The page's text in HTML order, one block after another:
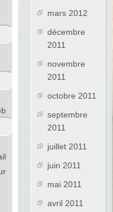
mars 2012
décembre
2011
novembre
2011
octobre 2011
septembre
2011
juillet 2011
juin 2011
mai 2011
avril 2011